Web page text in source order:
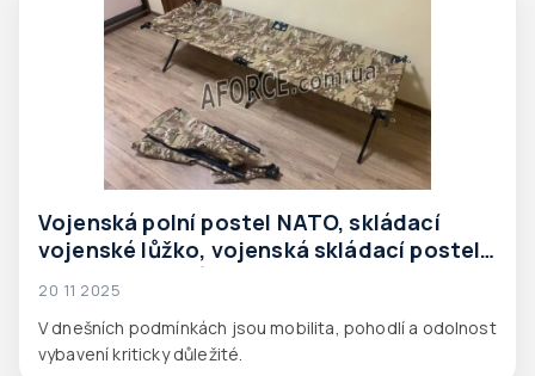
Vojenská polní postel NATO, skládací
vojenské lůžko, vojenská skládací postel
20 11 2025
V dnešních podmínkách jsou mobilita, pohodlí a odolnost
vybavení kriticky důležité.